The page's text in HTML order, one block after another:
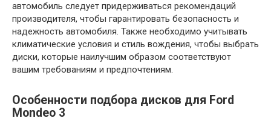
автомобиль следует придерживаться рекомендаций
производителя, чтобы гарантировать безопасность и
надежность автомобиля. Также необходимо учитывать
климатические условия и стиль вождения, чтобы выбрать
диски, которые наилучшим образом соответствуют
вашим требованиям и предпочтениям.
Особенности подбора дисков для Ford
Mondeo 3